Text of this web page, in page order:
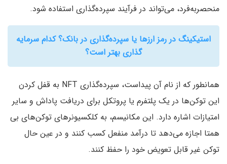
منحصربه‌فرد، می‌تواند در فرآیند سپرده‌گذاری استفاده شود.
استیکینگ در رمز ارزها یا سپرده‌گذاری در بانک؟ کدام سرمایه
گذاری بهتر است؟
همانطور که از نام آن پیداست، سپرده‌گذاری NFT به قفل کردن
این توکن‌ها در یک پلتفرم یا پروتکل برای دریافت پاداش و سایر
امتیازات اشاره دارد. این مکانیسم، به کلکسیونرهای توکن‌های بی
همتا اجازه می‌دهد تا درآمد منفعل کسب کنند و در عین حال
توکن غیر قابل تعویض خود را حفظ کنند.